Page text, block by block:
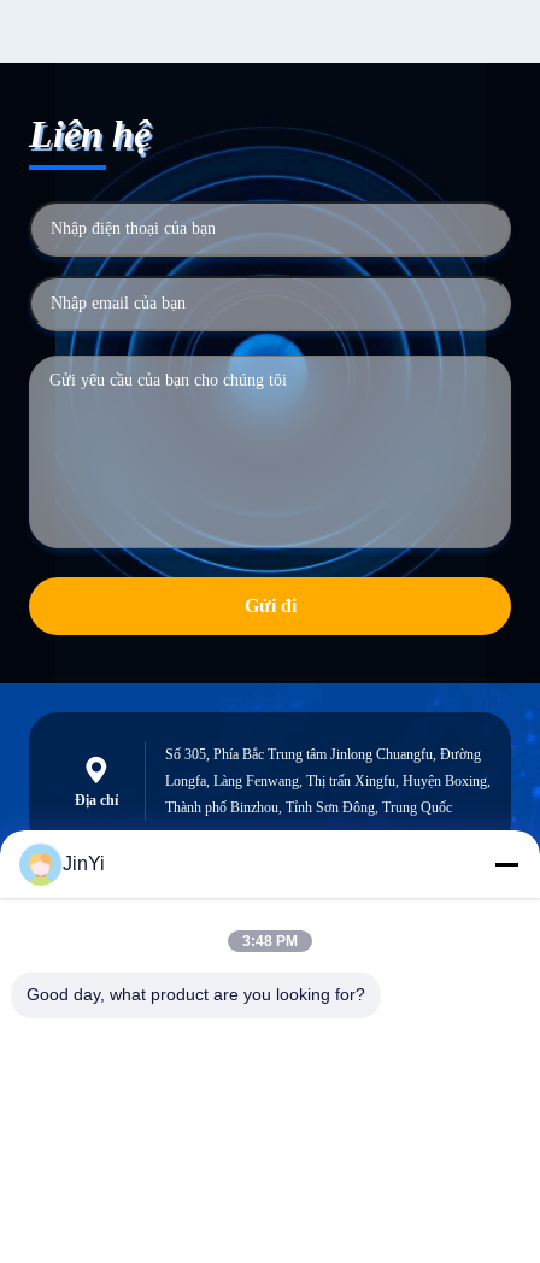
Liên hệ
Gửi đi
Địa chỉ
Số 305, Phía Bắc Trung tâm Jinlong Chuangfu, Đường
Longfa, Làng Fenwang, Thị trấn Xingfu, Huyện Boxing,
Thành phố Binzhou, Tỉnh Sơn Đông, Trung Quốc
chenshasha1867@gmail.com
JinYi
3:48 PM
Good day, what product are you looking for?